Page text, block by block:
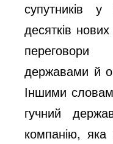
супутників
десятків
державами й
Іншими
гучний
компанію,